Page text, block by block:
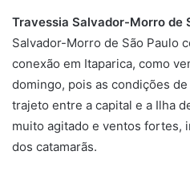
Travessia Salvador-Morro de
Salvador-Morro de São Paulo
conexão em Itaparica, como
domingo, pois as condições
trajeto entre a capital e a Ilha
muito agitado e ventos fortes,
dos catamarãs.